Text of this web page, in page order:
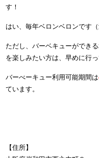
す！
はい、毎年ベロンベロンです（
ただし、バーベキューができ
を楽しみたい方は、早めに行
バーべーキュー利用可能期間は
ています。
【住所】